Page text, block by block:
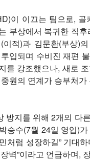
이 이끄는 팀으로,
부상에서 복귀한 직
적)과 김문환(부상)
입되며 수비진 재편
를 강조했으나, 새로
원의 연계가 승부처
방지를 위해 2개의 다
승수(7월 24일 영입)
처럼 성장하길” 기대
벽”이라고 언급하며,